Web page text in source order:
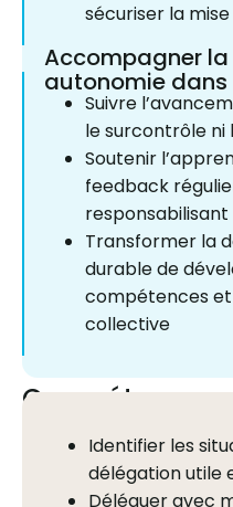
sécuriser la
Accompagner
autonomie dans
Suivre
le surcontrôle ni
Soutenir
feedback
responsabilisant
Transformer la
durable de
compétences
collective
Compétences
Identifier les
délégation utile
Déléguer avec